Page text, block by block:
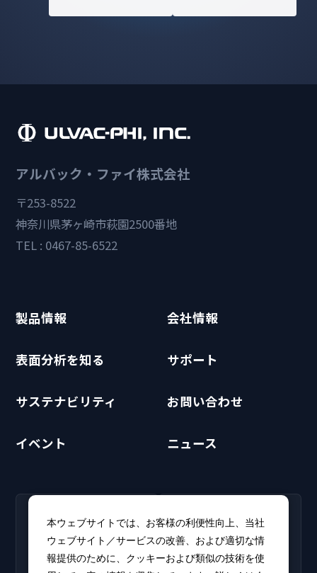
アルバック・ファイ株式会社
〒253-8522
神奈川県茅ヶ崎市萩園2500番地
TEL : 0467-85-6522
製品情報 会社情報
表面分析を知る サポート
サステナビリティ お問い合わせ
イベント ニュース
採用情報
新卒・キャリア採用情報を
掲載しています。
CLUB PHI（会員専
用）
ソフトウェアアップデート
本ウェブサイトでは、お客様の利便性向上、当社
ウェブサイト／サービスの改善、および適切な情
報提供のために、クッキーおよび類似の技術を使